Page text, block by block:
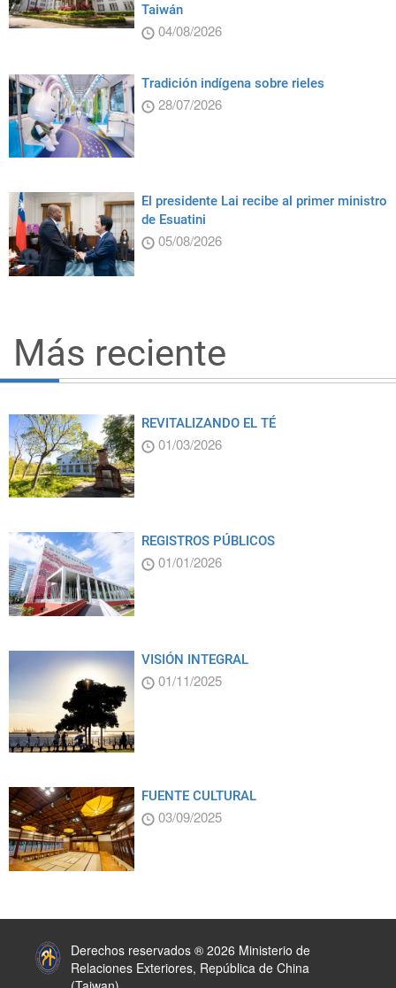
Taiwán
04/08/2026
Tradición indígena sobre rieles
28/07/2026
El presidente Lai recibe al primer ministro
de Esuatini
05/08/2026
Más reciente
REVITALIZANDO EL TÉ
01/03/2026
REGISTROS PÚBLICOS
01/01/2026
VISIÓN INTEGRAL
01/11/2025
FUENTE CULTURAL
03/09/2025
Derechos reservados ® 2026 Ministerio de
Relaciones Exteriores, República de China